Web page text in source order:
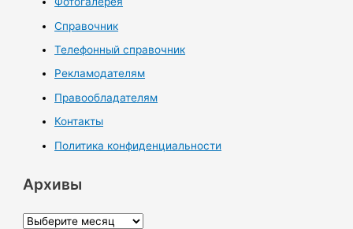
Справочник
Телефонный справочник
Рекламодателям
Правообладателям
Контакты
Политика конфиденциальности
Архивы
А